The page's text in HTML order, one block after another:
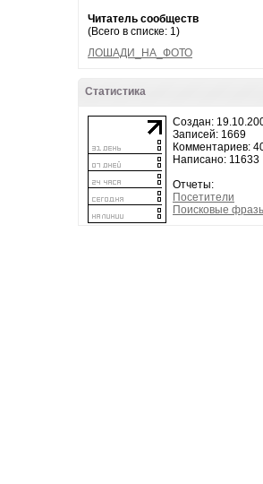
Читатель сообществ
(Всего в списке: 1)
ЛОШАДИ_НА_ФОТО
Статистика
Создан:
Записей: 1669
Комментариев:
Написано: 11633
Отчеты:
Посетители
Поисковые